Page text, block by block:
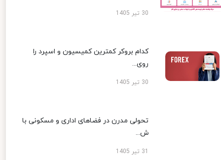
30 تیر 1405
کدام بروکر کمترین کمیسیون و اسپرد را
روی...
30 تیر 1405
تحولی مدرن در فضاهای اداری و مسکونی با
ش...